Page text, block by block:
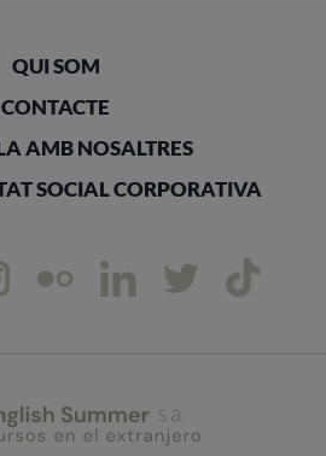
QUI SOM
CONTACTE
AMB NOSALTRES
SOCIAL CORPORATIVA